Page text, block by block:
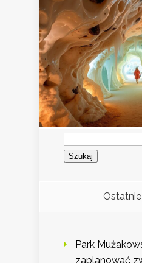
Szukaj:
Park
zaplanować